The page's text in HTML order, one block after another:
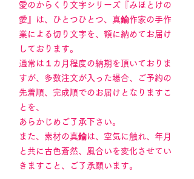
愛のからくり文字シリーズ『みほとけの
愛』は、ひとつひとつ、真鍮作家の手作
業による切り文字を、額に納めてお届け
しております。
通常は１カ月程度の納期を頂いておりま
すが、多数注文が入った場合、ご予約の
先着順、完成順でのお届けとなりますこ
とを、
あらかじめご了承下さい。
また、素材の真鍮は、空気に触れ、年月
と共に古色蒼然、風合いを変化させてい
きますこと、ご了承願います。